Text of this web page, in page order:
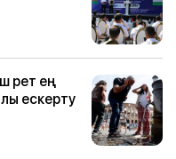
рет ең
ескерту